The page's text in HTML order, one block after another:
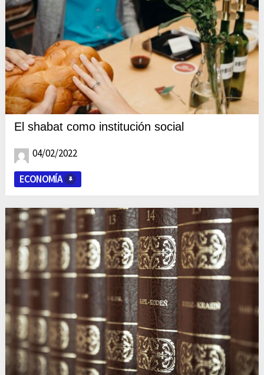
El shabat como institución social
04/02/2022
ECONOMÍA